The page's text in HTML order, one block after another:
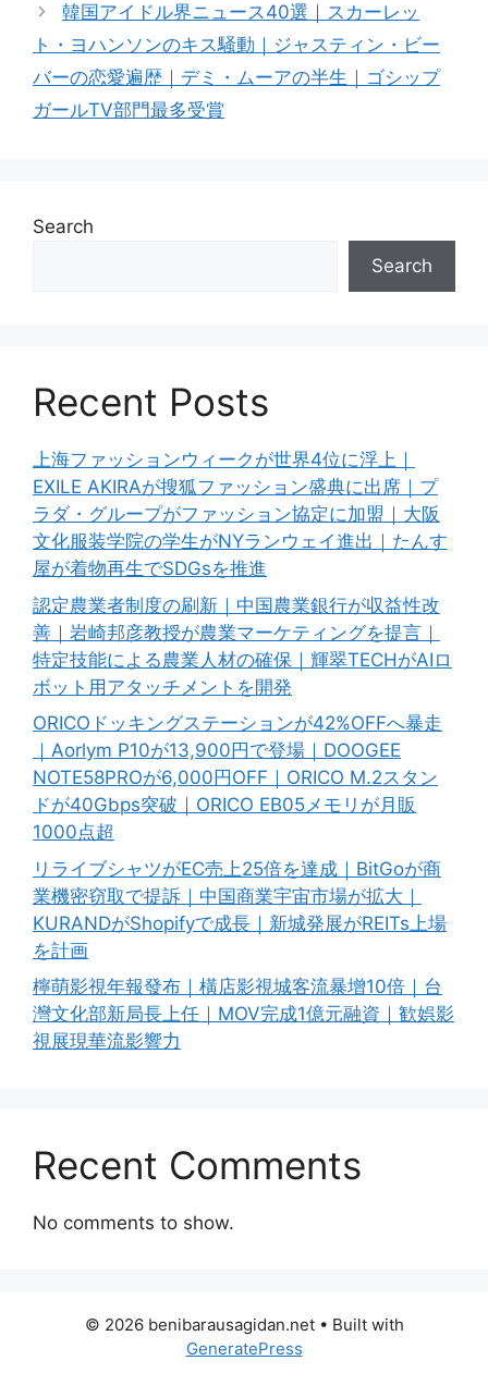
韓国アイドル界ニュース40選｜スカーレッ
ト・ヨハンソンのキス騒動｜ジャスティン・ビー
バーの恋愛遍歴｜デミ・ムーアの半生｜ゴシップ
ガールTV部門最多受賞
Search
Search
Recent Posts
上海ファッションウィークが世界4位に浮上｜
EXILE AKIRAが搜狐ファッション盛典に出席｜プ
ラダ・グループがファッション協定に加盟｜大阪
文化服装学院の学生がNYランウェイ進出｜たんす
屋が着物再生でSDGsを推進
認定農業者制度の刷新｜中国農業銀行が収益性改
善｜岩崎邦彦教授が農業マーケティングを提言｜
特定技能による農業人材の確保｜輝翠TECHがAIロ
ボット用アタッチメントを開発
ORICOドッキングステーションが42%OFFへ暴走
｜Aorlym P10が13,900円で登場｜DOOGEE
NOTE58PROが6,000円OFF｜ORICO M.2スタン
ドが40Gbps突破｜ORICO EB05メモリが月販
1000点超
リライブシャツがEC売上25倍を達成｜BitGoが商
業機密窃取で提訴｜中国商業宇宙市場が拡大｜
KURANDがShopifyで成長｜新城発展がREITs上場
を計画
檸萌影視年報發布｜橫店影視城客流暴增10倍｜台
灣文化部新局長上任｜MOV完成1億元融資｜歓娯影
視展現華流影響力
Recent Comments
No comments to show.
© 2026 benibarausagidan.net• Built with
GeneratePress